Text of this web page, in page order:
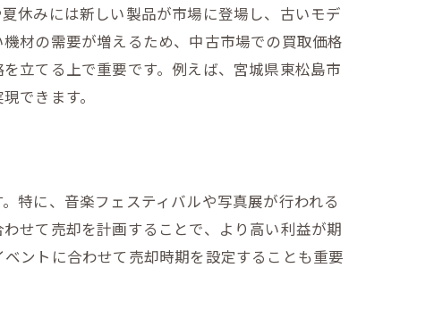
休みには新しい製品が市場に登場し、古いモデ
材の需要が増えるため、中古市場での買取価格
立てる上で重要です。例えば、宮城県東松島市
できます。
特に、音楽フェスティバルや写真展が行われる
せて売却を計画することで、より高い利益が期
ントに合わせて売却時期を設定することも重要